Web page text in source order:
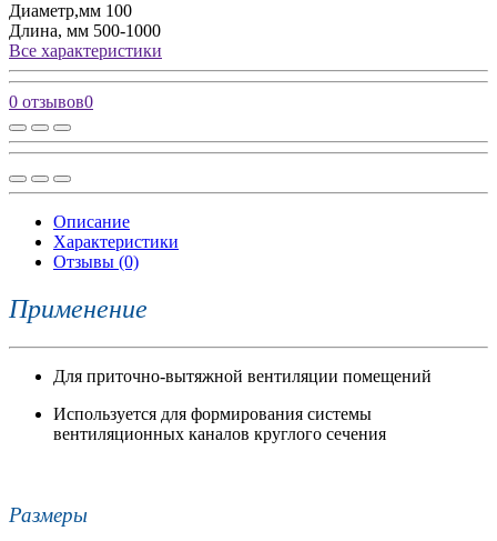
Диаметр,мм 100
Длина, мм 500-1000
Все характеристики
0 отзывов0
Описание
Характеристики
Отзывы (0)
Применение
Для приточно-вытяжной вентиляции помещений
Используется для формирования системы
вентиляционных каналов круглого сечения
Размеры